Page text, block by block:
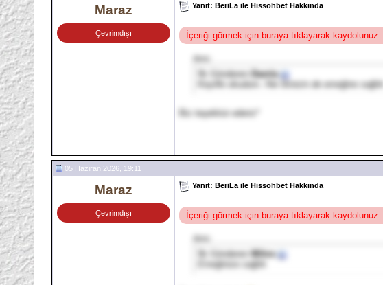
Maraz
Çevrimdışı
Yanıt: BeriLa ile Hissohbet Hakkında
İçeriği görmek için buraya tıklayarak kaydolunuz.
İlk Gönderen
Damla
Keyifle okudum. Her ikinizin de emeğine sağlık.
Biz teşekkür ederiz*
05 Haziran 2026, 19:11
Maraz
Çevrimdışı
Yanıt: BeriLa ile Hissohbet Hakkında
İçeriği görmek için buraya tıklayarak kaydolunuz.
İlk Gönderen
Mihre
Emeğinize sağlık